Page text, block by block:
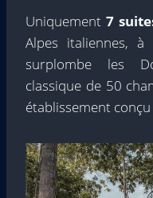
Uniquement 7
Alpes italiennes,
surplombe les
classique de 50
établissement